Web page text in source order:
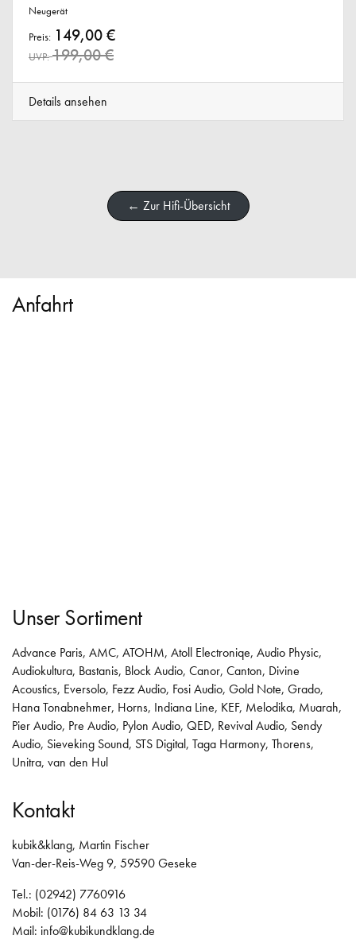
Neugerät
Preis: 149,00 €
UVP: 199,00 €
Details ansehen
← Zur Hifi-Übersicht
Anfahrt
Unser Sortiment
Advance Paris, AMC, ATOHM, Atoll Electroniqe, Audio Physic,
Audiokultura, Bastanis, Block Audio, Canor, Canton, Divine
Acoustics, Eversolo, Fezz Audio, Fosi Audio, Gold Note, Grado,
Hana Tonabnehmer, Horns, Indiana Line, KEF, Melodika, Muarah,
Pier Audio, Pre Audio, Pylon Audio, QED, Revival Audio, Sendy
Audio, Sieveking Sound, STS Digital, Taga Harmony, Thorens,
Unitra, van den Hul
Kontakt
kubik&klang, Martin Fischer
Van-der-Reis-Weg 9, 59590 Geseke
Tel.: (02942) 7760916
Mobil: (0176) 84 63 13 34
Mail: info@kubikundklang.de